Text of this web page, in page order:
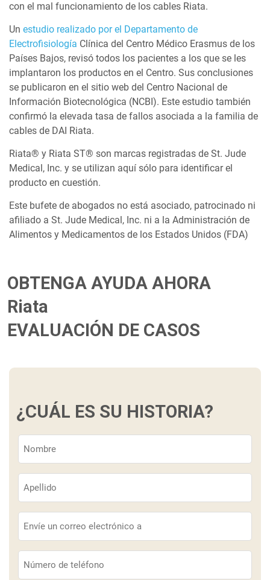
con el mal funcionamiento de los cables Riata.
Un estudio realizado por el Departamento de
Electrofisiología Clínica del Centro Médico Erasmus de los
Países Bajos, revisó todos los pacientes a los que se les
implantaron los productos en el Centro. Sus conclusiones
se publicaron en el sitio web del Centro Nacional de
Información Biotecnológica (NCBI). Este estudio también
confirmó la elevada tasa de fallos asociada a la familia de
cables de DAI Riata.
Riata® y Riata ST® son marcas registradas de St. Jude
Medical, Inc. y se utilizan aquí sólo para identificar el
producto en cuestión.
Este bufete de abogados no está asociado, patrocinado ni
afiliado a St. Jude Medical, Inc. ni a la Administración de
Alimentos y Medicamentos de los Estados Unidos (FDA)
OBTENGA AYUDA AHORA
Riata
EVALUACIÓN DE CASOS
¿CUÁL ES SU HISTORIA?
(Obligatorio)
electrónico